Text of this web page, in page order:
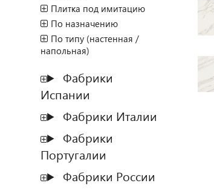
Плитка под имитацию
По назначению
По типу (настенная /
напольная)
Фабрики
Испании
Фабрики Италии
Фабрики
Португалии
Фабрики России